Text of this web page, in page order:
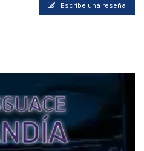
Escribe una reseña